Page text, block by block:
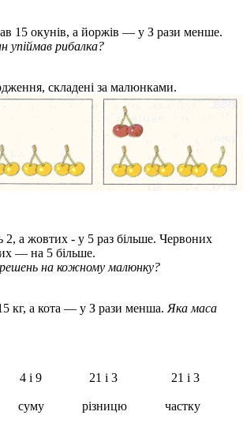
15 окунів, а йоржів — у З рази менше.
упіймав рибалка?
складені за малюнками.
а жовтих - у 5 раз більше. Червоних
— на 5 більше.
на кожному малюнку?
кг, а кота — у З рази менша. Яка маса
9 4 і 9 21 і 3 21 і 3
різницю частку